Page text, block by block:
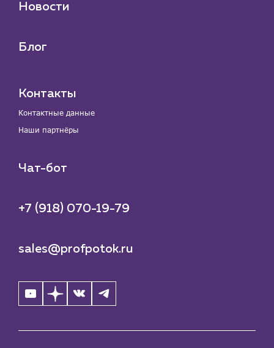
Новости
Блог
Контакты
Контактные данные
Наши партнёры
Чат-бот
+7 (918) 070-19-79
sales@profpotok.ru